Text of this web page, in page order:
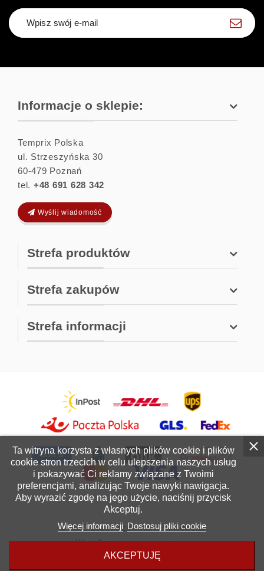
Ta witryna korzysta z własnych plików cookie i plików
cookie stron trzecich w celu ulepszenia naszych usług
i pokazywać Ci reklamy związane z Twoimi
preferencjami, analizując Twoje nawyki nawigacja.
Aby wyrazić zgodę na jego użycie, naciśnij przycisk
Akceptuj.
Więcej informacji Dostosuj pliki cookie
AKCEPTUJĘ
Informacje o sklepie:
Temprix Polska
ul. Strzeszyńska 30
60-479 Poznań
tel. +48 691 628 342
Wyślij wiadomość
Strefa produktów
Strefa zakupów
Strefa informacji
© 2005-2026 AkcesoriaKominkowe.pl
Wszelkie prawa zastrzeżone.
Projekt i realizacja:AMANET